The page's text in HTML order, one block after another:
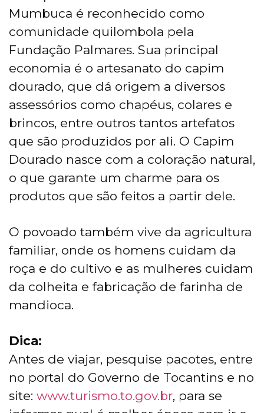
Mumbuca é reconhecido como
comunidade quilombola pela
Fundação Palmares. Sua principal
economia é o artesanato do capim
dourado, que dá origem a diversos
assessórios como chapéus, colares e
brincos, entre outros tantos artefatos
que são produzidos por ali. O Capim
Dourado nasce com a coloração natural,
o que garante um charme para os
produtos que são feitos a partir dele.
O povoado também vive da agricultura
familiar, onde os homens cuidam da
roça e do cultivo e as mulheres cuidam
da colheita e fabricação de farinha de
mandioca.
Dica:
Antes de viajar, pesquise pacotes, entre
no portal do Governo de Tocantins e no
site: www.turismo.to.gov.br, para se